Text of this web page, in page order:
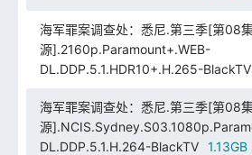
海军罪案调查处：悉尼.第三季[第08
源].2160p.Paramount+.WEB-
DL.DDP.5.1.HDR10+.H.265-BlackTV
海军罪案调查处：悉尼.第三季[第08
源
DL.DDP.5.1.H.264-BlackTV
1.13GB